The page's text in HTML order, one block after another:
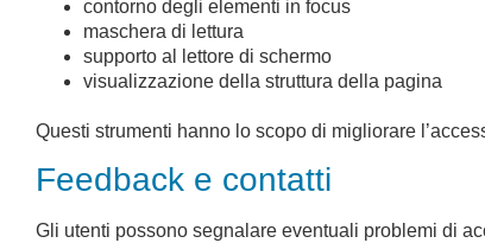
contorno degli elementi in focus
maschera di lettura
supporto al lettore di schermo
visualizzazione della struttura della pagina
Questi strumenti hanno lo scopo di migliorare
Feedback e contatti
Gli utenti possono segnalare eventuali problemi di